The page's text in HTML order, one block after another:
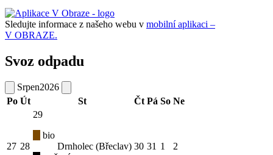
Sledujte informace z našeho webu v mobilní aplikaci –
V OBRAZE.
Svoz odpadu
Srpen2026
Po Út St Čt Pá So Ne
27 28
29
bio
Drnholec (Břeclav) 30 31 1 2